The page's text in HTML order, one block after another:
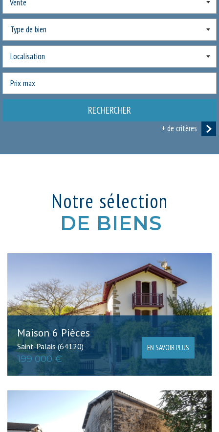
Vente
Critères supplémentaires
Piscine Parking Terrasse
RECHERCHER
+ de critères
Notre sélection
DE BIENS
Maison 6 Pièces
Saint-Palais (64120)
199 000 €
EN SAVOIR PLUS